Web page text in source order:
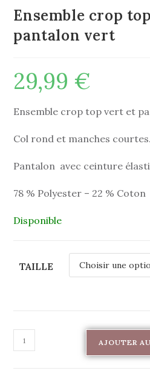
Ensemble crop
pantalon vert
29,99 €
Ensemble crop top vert et
Col rond et manches courtes.
Pantalon avec ceinture
78 % Polyester – 22 % Coton
Disponible
TAILLE
AJOUTER